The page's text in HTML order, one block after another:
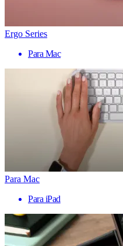
Ergo Series
Para Mac
Para Mac
Para iPad